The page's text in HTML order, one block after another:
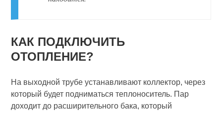
КАК ПОДКЛЮЧИТЬ
ОТОПЛЕНИЕ?
На выходной трубе устанавливают коллектор, через
который будет подниматься теплоноситель. Пар
доходит до расширительного бака, который